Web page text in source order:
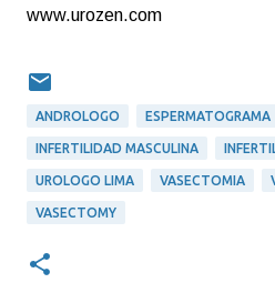
www.urozen.com
ANDROLOGO ESPERMATOGRAMA
INFERTILIDAD MASCULINA
UROLOGO LIMA VASECTOMIA
VASECTOMY